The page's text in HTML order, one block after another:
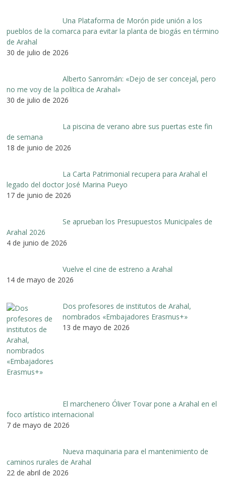
Una Plataforma de Morón pide unión a los
pueblos de la comarca para evitar la planta de biogás en término
de Arahal
30 de julio de 2026
Alberto Sanromán: «Dejo de ser concejal, pero
no me voy de la política de Arahal»
30 de julio de 2026
La piscina de verano abre sus puertas este fin
de semana
18 de junio de 2026
La Carta Patrimonial recupera para Arahal el
legado del doctor José Marina Pueyo
17 de junio de 2026
Se aprueban los Presupuestos Municipales de
Arahal 2026
4 de junio de 2026
Vuelve el cine de estreno a Arahal
14 de mayo de 2026
Dos profesores de institutos de Arahal,
nombrados «Embajadores Erasmus+»
13 de mayo de 2026
El marchenero Óliver Tovar pone a Arahal en el
foco artístico internacional
7 de mayo de 2026
Nueva maquinaria para el mantenimiento de
caminos rurales de Arahal
22 de abril de 2026